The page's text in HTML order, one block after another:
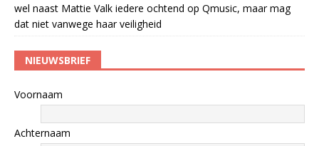
wel naast Mattie Valk iedere ochtend op Qmusic, maar mag
dat niet vanwege haar veiligheid
NIEUWSBRIEF
Voornaam
Achternaam